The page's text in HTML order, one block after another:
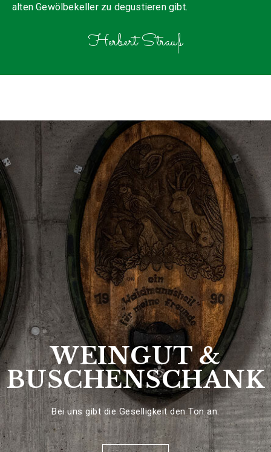
alten Gewölbekeller zu degustieren gibt.
Herbert Strauß
WEINGUT &
BUSCHENSCHANK
Bei uns gibt die Geselligkeit den Ton an.